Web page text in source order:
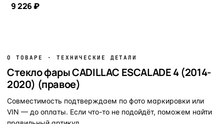
9 226 ₽
О ТОВАРЕ · ТЕХНИЧЕСКИЕ ДЕТАЛИ
Стекло фары CADILLAC ESCALADE 4 (2014-
2020) (правое)
Совместимость подтверждаем по фото маркировки или
VIN — до оплаты. Если что-то не подойдёт, поможем найти